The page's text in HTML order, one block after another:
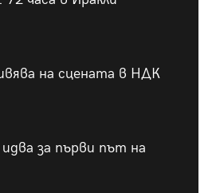
на сцената в НДК
за първи път на